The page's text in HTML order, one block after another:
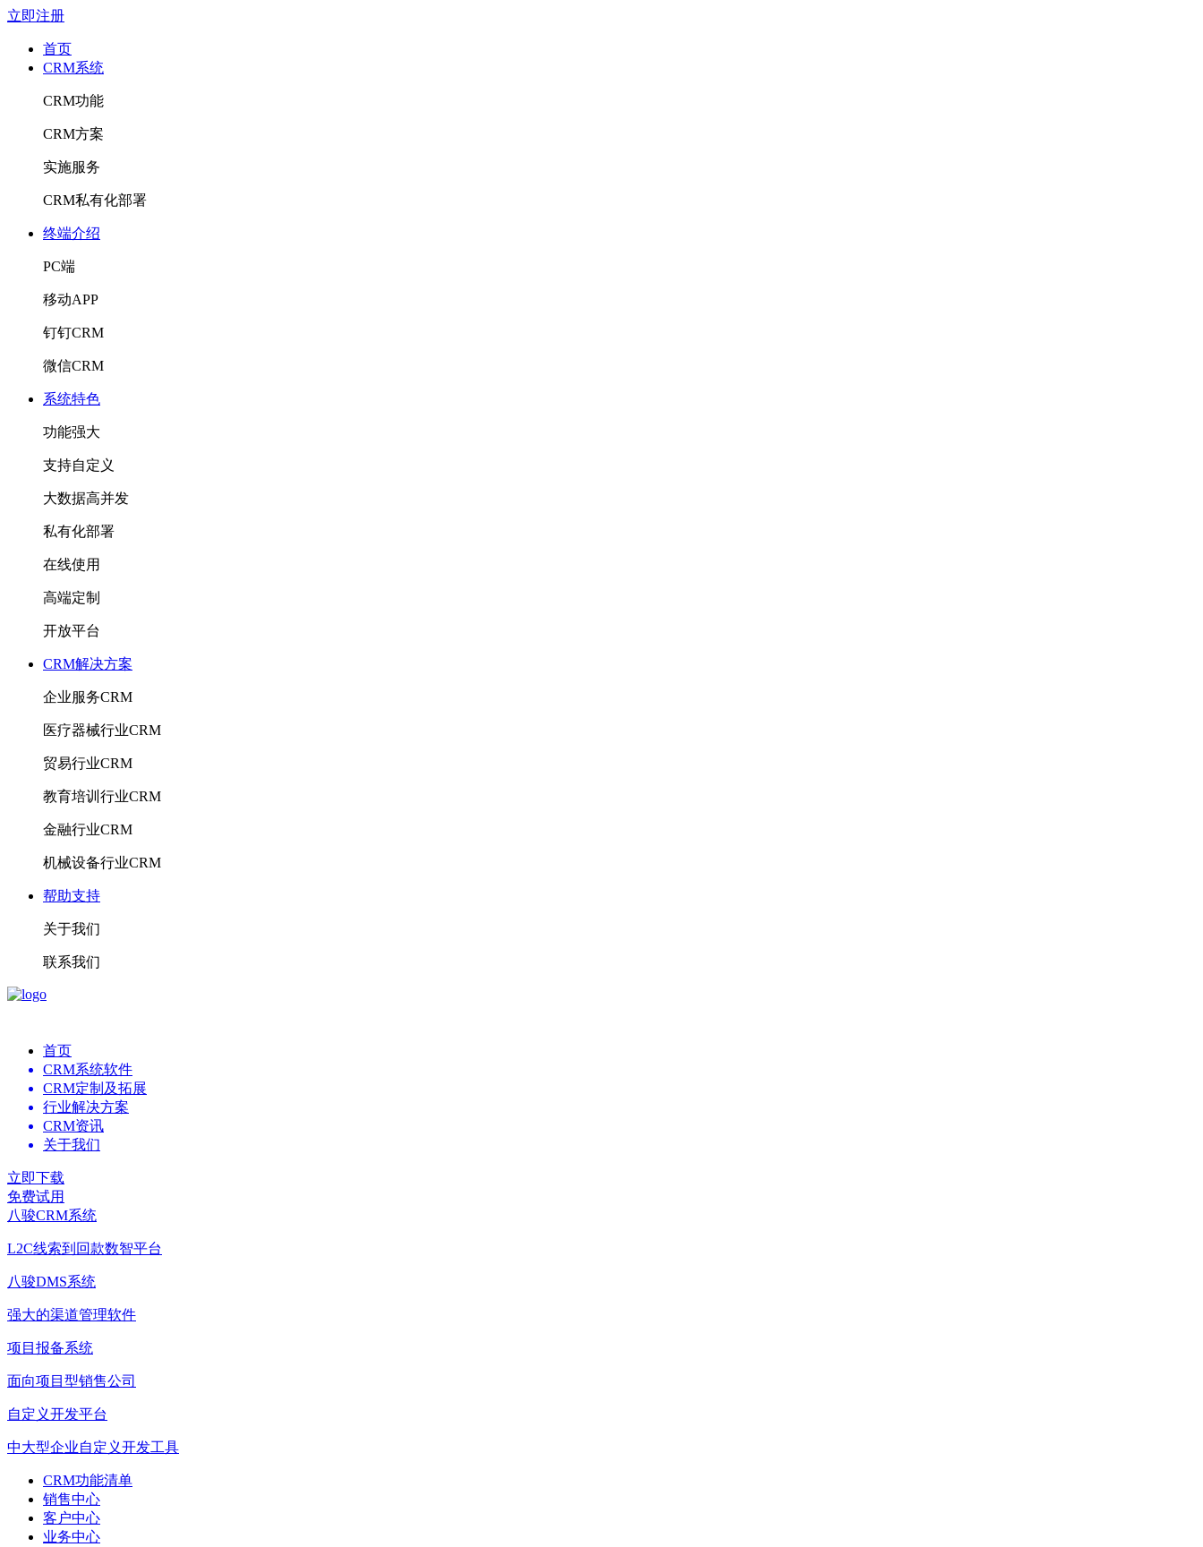
立即注册
首页
CRM系统
CRM功能
CRM方案
实施服务
CRM私有化部署
终端介绍
PC端
移动APP
钉钉CRM
微信CRM
系统特色
功能强大
支持自定义
大数据高并发
私有化部署
在线使用
高端定制
开放平台
CRM解决方案
企业服务CRM
医疗器械行业CRM
贸易行业CRM
教育培训行业CRM
金融行业CRM
机械设备行业CRM
帮助支持
关于我们
联系我们
首页
CRM系统软件
CRM定制及拓展
行业解决方案
CRM资讯
关于我们
立即下载
免费试用
八骏CRM系统
L2C线索到回款数智平台
八骏DMS系统
强大的渠道管理软件
项目报备系统
面向项目型销售公司
自定义开发平台
中大型企业自定义开发工具
CRM功能清单
销售中心
客户中心
业务中心